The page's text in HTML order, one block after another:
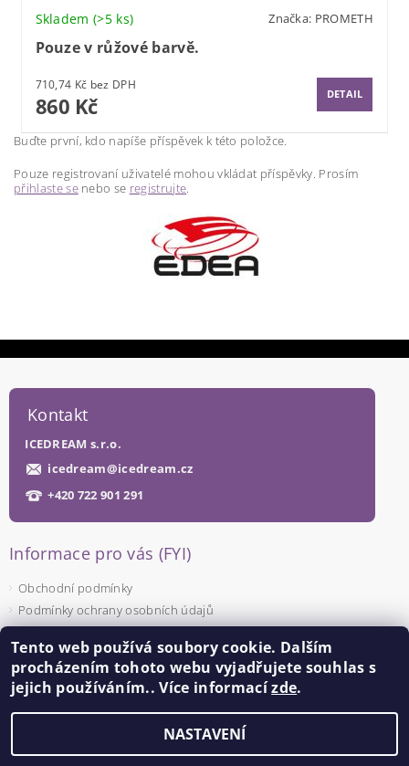
Skladem(>5 ks) Značka: PROMETH
Pouze v růžové barvě.
710,74 Kč bez DPH
860 Kč DETAIL
Buďte první, kdo napíše příspěvek k této položce.
Pouze registrovaní uživatelé mohou vkládat příspěvky. Prosím
přihlaste senebo se registrujte
Kontakt
ICEDREAM s.r.o.
icedream@icedream.cz
+420 722 901 291
Informace pro vás (FYI)
Obchodní podmínky
Podmínky ochrany osobních údajů
Facebook
2026 ©ICEDREAM, všechna práva vyhrazenaUpravit nastavení cookies
Tento web používá soubory cookie. Dalším
procházením tohoto webu vyjadřujete souhlas s
jejich používáním.. Více informacízde.
NASTAVENÍ